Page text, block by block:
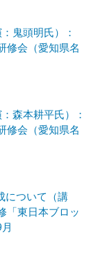
鬼頭明氏）：
修会（愛知県名
森本耕平氏）：
修会（愛知県名
について（講
「東日本ブロッ